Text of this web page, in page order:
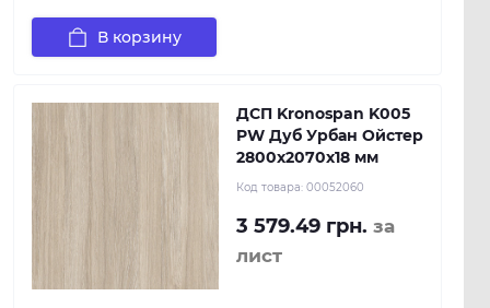
В корзину
ДСП Kronospan K005
PW Дуб Урбан Ойстер
2800x2070x18 мм
Код товара: 00052060
3 579.49 грн. за
лист